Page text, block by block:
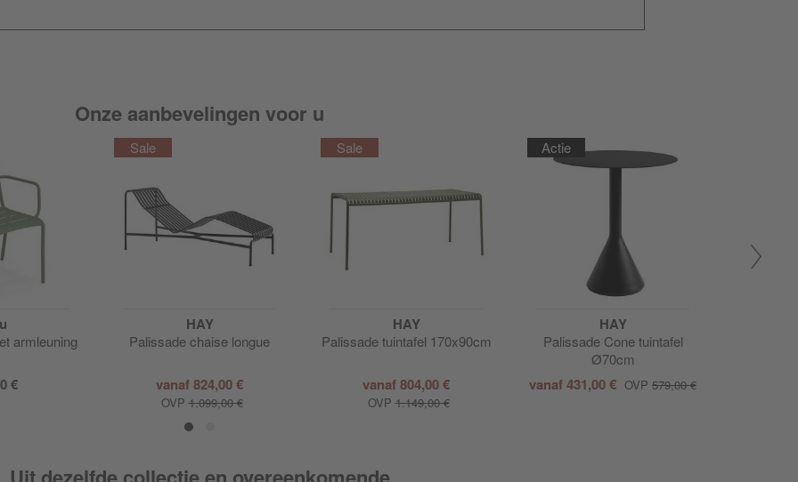
Onze aanbevelingen voor u
armleuning
€
HAY
Palissade chaise longue
vanaf824,00 €
OVP1.099,00 €
HAY
Palissade tuintafel 170x90cm
vanaf804,00 €
OVP1.149,00 €
Actie
HAY
Palissade Cone tuintafel
Ø70cm
vanaf431,00 € OVP 579,00 €